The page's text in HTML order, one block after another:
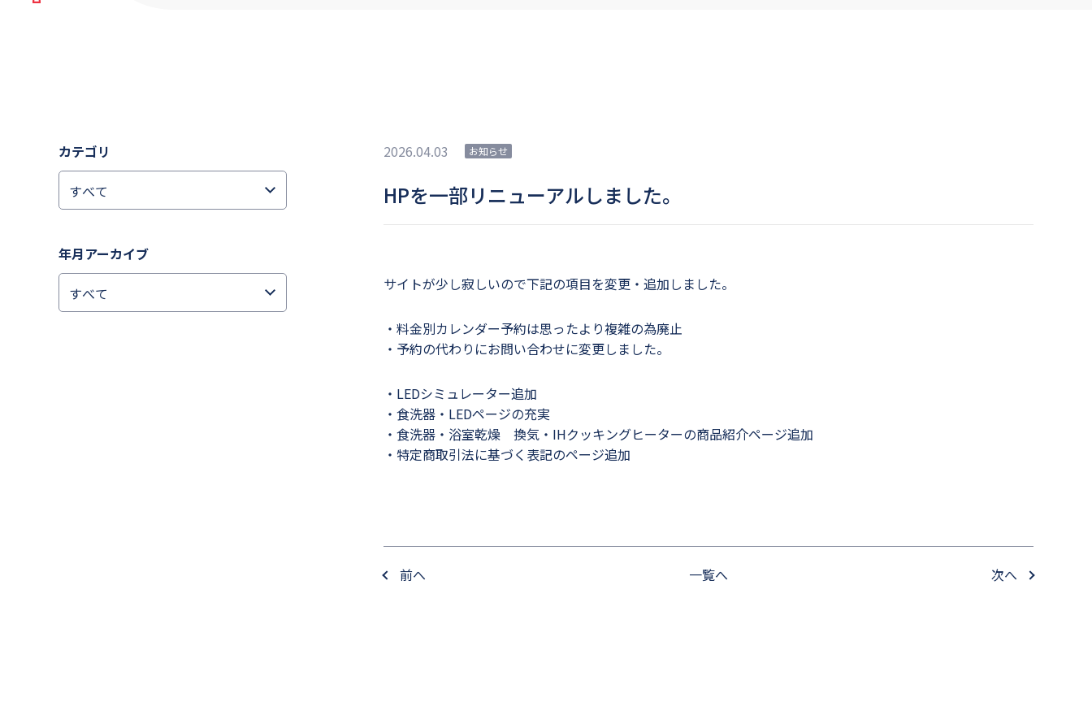
カテゴリ
年月アーカイブ
2026.04.03 お知らせ
HPを一部リニューアルしました。
サイトが少し寂しいので下記の項目を変更・追加しました。
・料金別カレンダー予約は思ったより複雑の為廃止
・予約の代わりにお問い合わせに変更しました。
・LEDシミュレーター追加
・食洗器・LEDページの充実
・食洗器・浴室乾燥 換気・IHクッキングヒーターの商品紹介ページ追加
・特定商取引法に基づく表記のページ追加
前へ 一覧へ 次へ